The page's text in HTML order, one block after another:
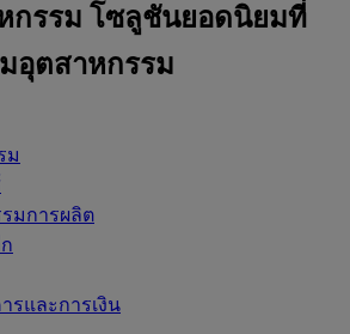
กรรม โซลูชันยอดนิยมที่
อุตสาหกรรม
ม
มการผลิต
รและการเงิน